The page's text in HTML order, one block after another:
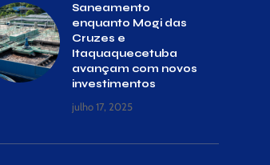
Saneamento
enquanto Mogi das
Cruzes e
Itaquaquecetuba
avançam com novos
investimentos
julho 17, 2025